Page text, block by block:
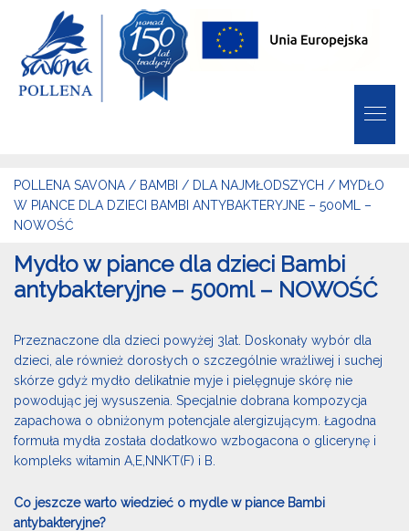
POLLENA SAVONA / BAMBI / DLA NAJMŁODSZYCH / MYDŁO
W PIANCE DLA DZIECI BAMBI ANTYBAKTERYJNE – 500ML –
NOWOŚĆ
Mydło w piance dla dzieci Bambi
antybakteryjne – 500ml – NOWOŚĆ
Przeznaczone dla dzieci powyżej 3lat. Doskonały wybór dla
dzieci, ale również dorosłych o szczególnie wrażliwej i suchej
skórze gdyż mydło delikatnie myje i pielęgnuje skórę nie
powodując jej wysuszenia. Specjalnie dobrana kompozycja
zapachowa o obniżonym potencjale alergizującym. Łagodna
formuła mydła została dodatkowo wzbogacona o glicerynę i
kompleks witamin A,E,NNKT(F) i B.
Co jeszcze warto wiedzieć o mydle w piance Bambi
antybakteryjne?